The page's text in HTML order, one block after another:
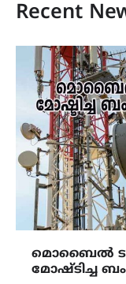
Recent
മൊബൈൽ
മോഷ്ടിച്ച